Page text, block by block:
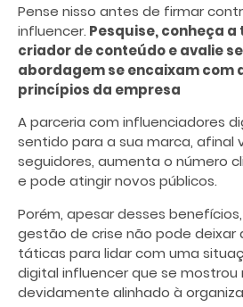
Pense nisso antes de firmar
influencer. Pesquise, conheça
criador de conteúdo e avalie
abordagem se encaixam com
princípios da empresa
A parceria com influenciadores
sentido para a sua marca, afinal
seguidores, aumenta o número
e pode atingir novos públicos.
Porém, apesar desses
gestão de crise não pode deixar
táticas para lidar com uma
digital influencer que se mostrou
devidamente alinhado à